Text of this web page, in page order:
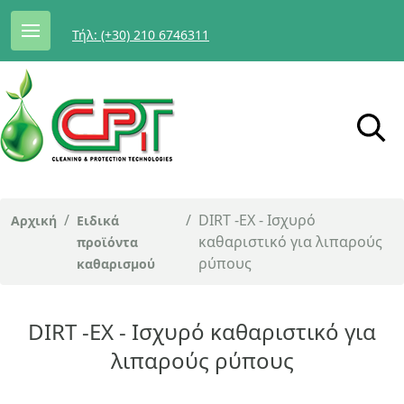
Τήλ: (+30) 210 6746311
Αρχική / Ειδικά
προϊόντα
καθαρισμού
/ DIRT -EX - Ισχυρό
καθαριστικό για λιπαρούς
ρύπους
DIRT -EX - Ισχυρό καθαριστικό για
λιπαρούς ρύπους